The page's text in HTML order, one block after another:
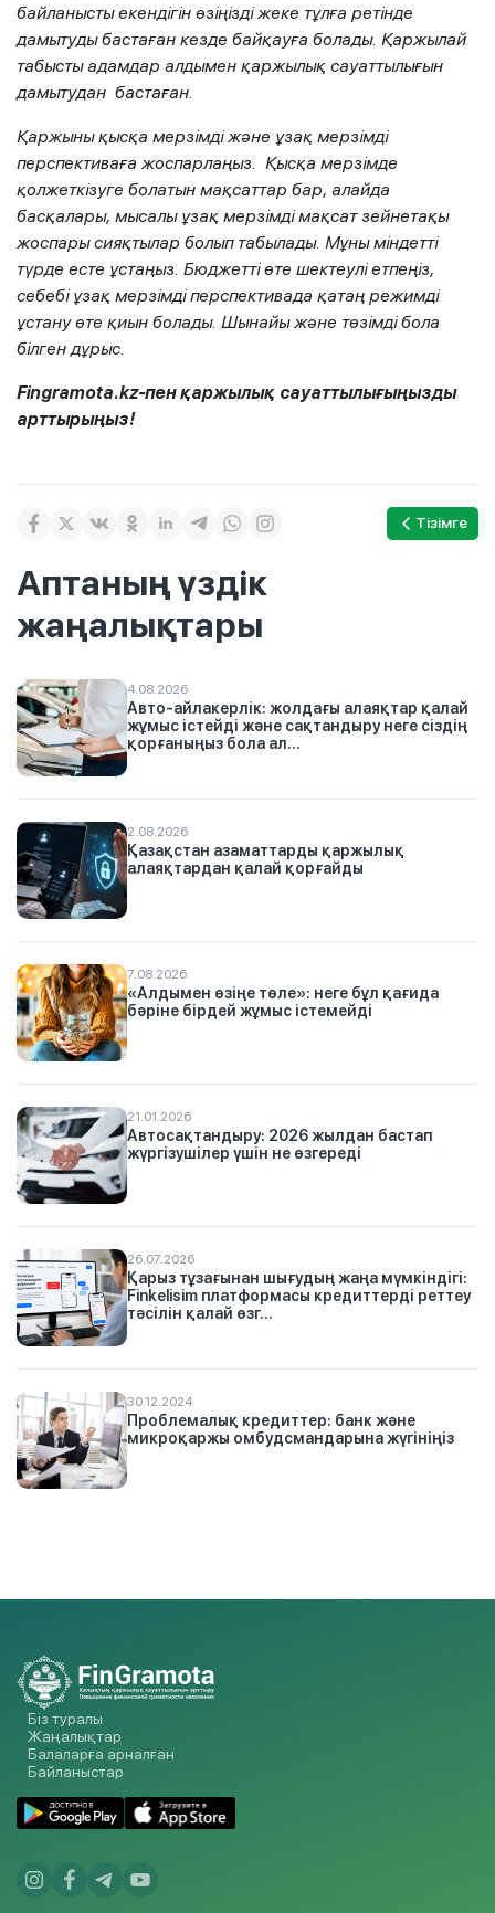
байланысты екендігін өзіңізді жеке тұлға ретінде
дамытуды бастаған кезде байқауға болады. Қаржылай
табысты адамдар алдымен қаржылық сауаттылығын
дамытудан бастаған.
Қаржыны қысқа мерзімді және ұзақ мерзімді
перспективаға жоспарлаңыз. Қысқа мерзімде
қолжеткізуге болатын мақсаттар бар, алайда
басқалары, мысалы ұзақ мерзімді мақсат зейнетақы
жоспары сияқтылар болып табылады. Мұны міндетті
түрде есте ұстаңыз. Бюджетті өте шектеулі етпеңіз,
себебі ұзақ мерзімді перспективада қатаң режимді
ұстану өте қиын болады. Шынайы және төзімді бола
білген дұрыс.
Fingramota.kz-пен қаржылық сауаттылығыңызды
арттырыңыз!
Тізімге
Аптаның үздік
жаңалықтары
4.08.2026
Авто-айлакерлік: жолдағы алаяқтар қалай
жұмыс істейді және сақтандыру неге сіздің
қорғаныңыз бола ал...
2.08.2026
Қазақстан азаматтарды қаржылық
алаяқтардан қалай қорғайды
7.08.2026
«Алдымен өзіңе төле»: неге бұл қағида
бәріне бірдей жұмыс істемейді
21.01.2026
Автосақтандыру: 2026 жылдан бастап
жүргізушілер үшін не өзгереді
26.07.2026
Қарыз тұзағынан шығудың жаңа мүмкіндігі:
Finkelisim платформасы кредиттерді реттеу
тәсілін қалай өзг...
30.12.2024
Проблемалық кредиттер: банк және
микроқаржы омбудсмандарына жүгініңіз
Біз туралы
Жаңалықтар
Балаларға арналған
Байланыстар